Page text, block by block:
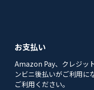
お支払い
Amazon Pay、クレジッ
ンビニ後払いがご利用に
ご利用ください。